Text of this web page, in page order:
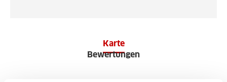
Karte
Bewertungen